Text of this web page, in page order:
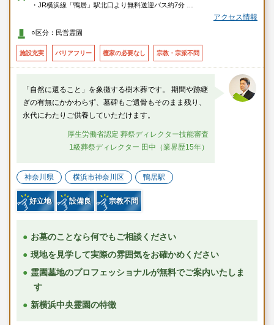
・JR横浜線「鴨居」駅北口より無料送迎バス約7分
○車
・第三京浜「港北I.C」もしくは「羽沢出口」（保土ヶ谷料金所）より約10
分
アクセス情報
○区分：民営霊園
施設充実 バリアフリー 檀家の必要なし 宗教・宗派不問
「自然に還ること」を象徴する樹木葬です。 期間や跡継
ぎの有無にかかわらず、墓碑もご遺骨もそのまま残り、
永代にわたりご供養していただけます。
厚生労働省認定 葬祭ディレクター技能審査
1級葬祭ディレクター 田中（業界歴15年）
神奈川県 横浜市神奈川区 鴨居駅
好立地 設備良 宗教不問
お墓のことなら何でもご相談ください
現地を見学して実際の雰囲気をお確かめください
霊園墓地のプロフェッショナルが無料でご案内いたしま
す
新横浜中央霊園の特徴